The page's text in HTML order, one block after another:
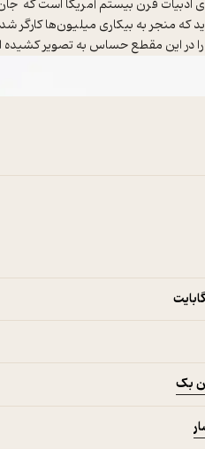
قرن بیستم آمریکا است که
منجر به بیکاری میلیون‌ها کارگر
را در این مقطع حساس به تصویر
بک